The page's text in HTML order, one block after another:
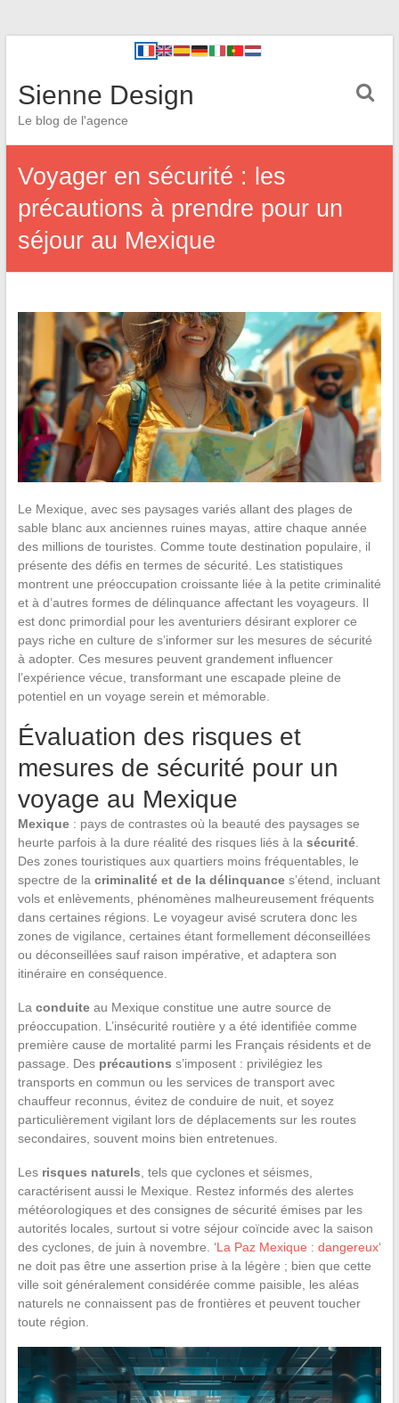
Sienne Design
Le blog de l'agence
Voyager en sécurité : les
précautions à prendre pour un
séjour au Mexique
Le Mexique, avec ses paysages variés allant des plages de
sable blanc aux anciennes ruines mayas, attire chaque année
des millions de touristes. Comme toute destination populaire, il
présente des défis en termes de sécurité. Les statistiques
montrent une préoccupation croissante liée à la petite criminalité
et à d’autres formes de délinquance affectant les voyageurs. Il
est donc primordial pour les aventuriers désirant explorer ce
pays riche en culture de s’informer sur les mesures de sécurité
à adopter. Ces mesures peuvent grandement influencer
l’expérience vécue, transformant une escapade pleine de
potentiel en un voyage serein et mémorable.
Évaluation des risques et
mesures de sécurité pour un
voyage au Mexique
Mexique: pays de contrastes où la beauté des paysages se
heurte parfois à la dure réalité des risques liés à la sécurité.
Des zones touristiques aux quartiers moins fréquentables, le
spectre de la criminalité et de la délinquances’étend, incluant
vols et enlèvements, phénomènes malheureusement fréquents
dans certaines régions. Le voyageur avisé scrutera donc les
zones de vigilance, certaines étant formellement déconseillées
ou déconseillées sauf raison impérative, et adaptera son
itinéraire en conséquence.
La conduiteau Mexique constitue une autre source de
préoccupation. L’insécurité routière y a été identifiée comme
première cause de mortalité parmi les Français résidents et de
passage. Des précautions s’imposent : privilégiez les
transports en commun ou les services de transport avec
chauffeur reconnus, évitez de conduire de nuit, et soyez
particulièrement vigilant lors de déplacements sur les routes
secondaires, souvent moins bien entretenues.
Les risques naturels , tels que cyclones et séismes,
caractérisent aussi le Mexique. Restez informés des alertes
météorologiques et des consignes de sécurité émises par les
autorités locales, surtout si votre séjour coïncide avec la saison
des cyclones, de juin à novembre. ‘La Paz Mexique : dangereux‘
ne doit pas être une assertion prise à la légère ; bien que cette
ville soit généralement considérée comme paisible, les aléas
naturels ne connaissent pas de frontières et peuvent toucher
toute région.